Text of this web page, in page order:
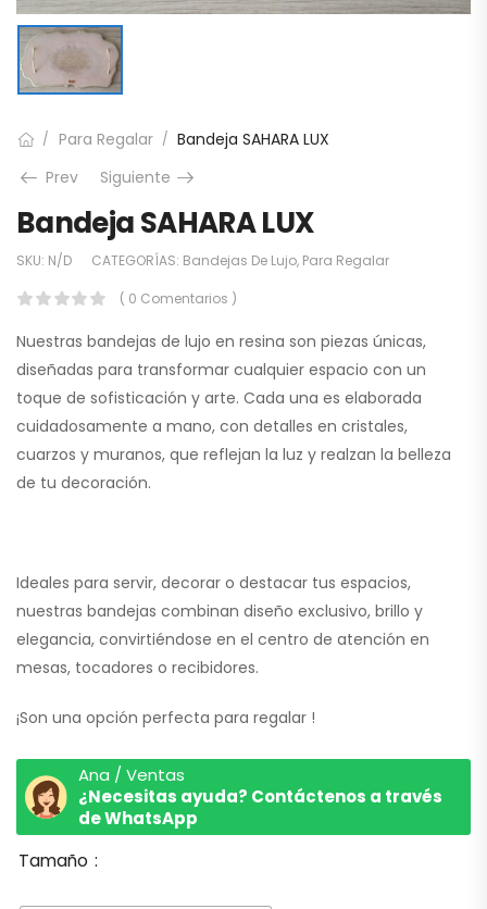
/ Para Regalar / Bandeja SAHARA LUX
Prev
Siguiente
Bandeja SAHARA LUX
SKU: N/D CATEGORÍAS: Bandejas De Lujo, Para Regalar
( 0 Comentarios )
Nuestras bandejas de lujo en resina son piezas únicas,
diseñadas para transformar cualquier espacio con un
toque de sofisticación y arte. Cada una es elaborada
cuidadosamente a mano, con detalles en cristales,
cuarzos y muranos, que reflejan la luz y realzan la belleza
de tu decoración.
Ideales para servir, decorar o destacar tus espacios,
nuestras bandejas combinan diseño exclusivo, brillo y
elegancia, convirtiéndose en el centro de atención en
mesas, tocadores o recibidores.
¡Son una opción perfecta para regalar !
Ana / Ventas
¿Necesitas ayuda? Contáctenos a través
de WhatsApp
Tamaño